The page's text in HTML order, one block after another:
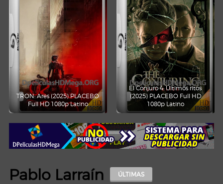
TRON: Ares (2025) PLACEBO
Full HD 1080p Latino
El Conjuro 4: Últimos ritos
(2025) PLACEBO Full HD
1080p Latino
Pablo Larraín ÚLTIMAS